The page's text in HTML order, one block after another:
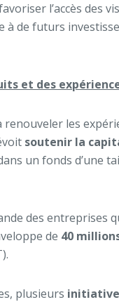
l’accès des
à de futurs
et des
les
soutenir la
un fonds d’une
des entreprises
de 40
plusieurs